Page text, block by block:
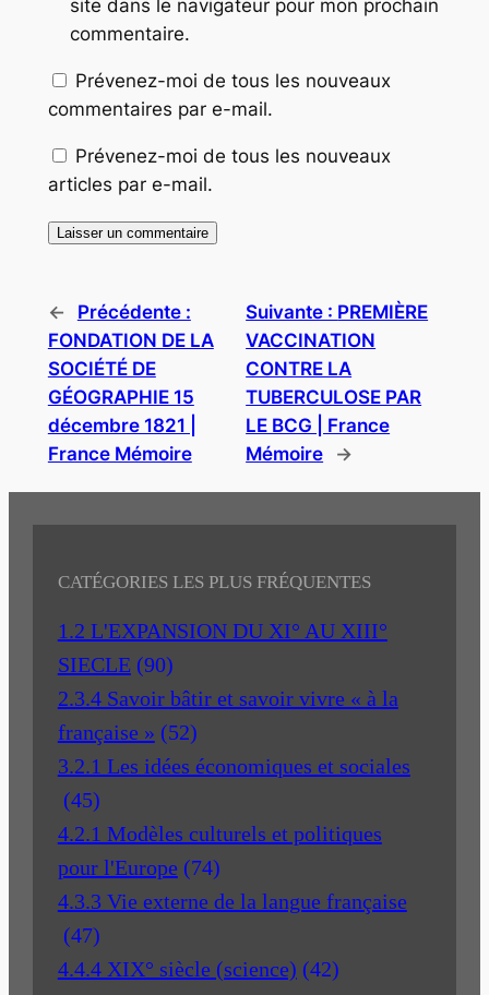
site dans le navigateur pour mon prochain
commentaire.
Prévenez-moi de tous les nouveaux
commentaires par e-mail.
Prévenez-moi de tous les nouveaux
articles par e-mail.
←
Précédente :
FONDATION DE LA
SOCIÉTÉ DE
GÉOGRAPHIE 15
décembre 1821 |
France Mémoire
Suivante : PREMIÈRE
VACCINATION
CONTRE LA
TUBERCULOSE PAR
LE BCG | France
Mémoire
→
CATÉGORIES LES PLUS FRÉQUENTES
1.2 L'EXPANSION DU XI° AU XIII°
SIECLE (90)
2.3.4 Savoir bâtir et savoir vivre « à la
française » (52)
3.2.1 Les idées économiques et sociales
(45)
4.2.1 Modèles culturels et politiques
pour l'Europe (74)
4.3.3 Vie externe de la langue française
(47)
4.4.4 XIX° siècle (science) (42)